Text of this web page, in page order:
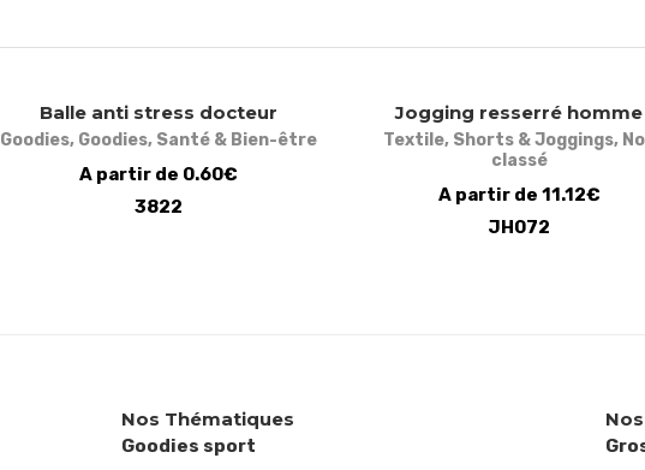
Balle anti stress docteur
Goodies, Goodies, Santé & Bien-être
A partir de 0.60€
3822
Jogging resserré homme
Textile, Shorts & Joggings,
classé
A partir de 11.12€
JH072
Nos Thématiques
Goodies sport